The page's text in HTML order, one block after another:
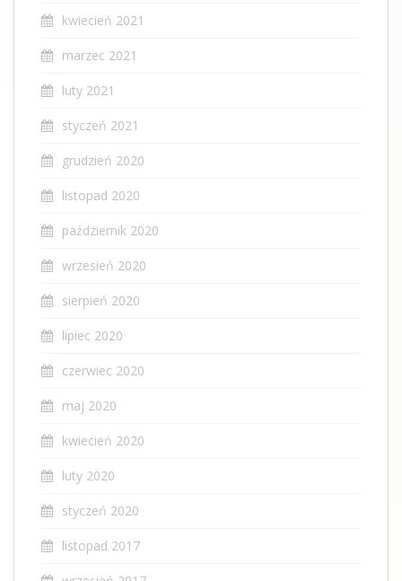
kwiecień 2021
marzec 2021
luty 2021
styczeń 2021
grudzień 2020
listopad 2020
październik 2020
wrzesień 2020
sierpień 2020
lipiec 2020
czerwiec 2020
maj 2020
kwiecień 2020
luty 2020
styczeń 2020
listopad 2017